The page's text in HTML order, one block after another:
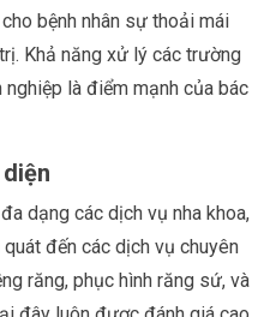
bệnh nhân sự thoải mái
Khả năng xử lý các trường
là điểm mạnh của bác
dạng các dịch vụ nha khoa,
đến các dịch vụ chuyên
răng, phục hình răng sứ, và